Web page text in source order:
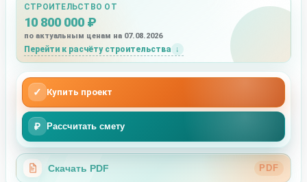
СТРОИТЕЛЬСТВО ОТ
10 800 000 ₽
по актуальным ценам на 07.08.2026
Перейти к расчёту строительства
✓ Купить проект
₽ Рассчитать смету
Скачать PDF PDF